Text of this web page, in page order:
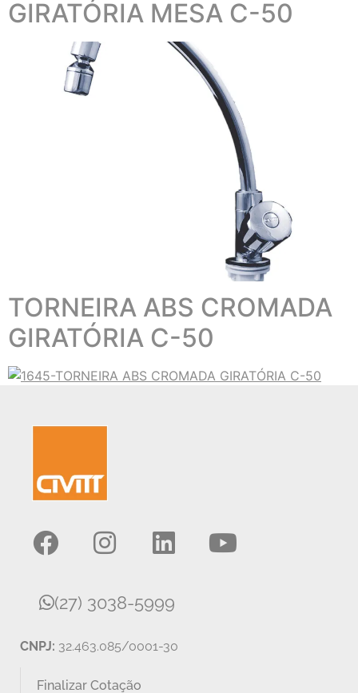
GIRATÓRIA MESA C-50
TORNEIRA ABS CROMADA
GIRATÓRIA C-50
(27) 3038-5999
CNPJ: 32.463.085/0001-30
Finalizar Cotação